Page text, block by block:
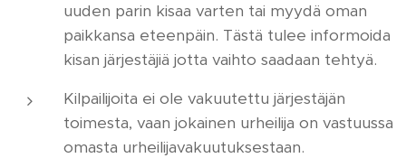
uuden parin kisaa varten tai myydä oman
paikkansa eteenpäin. Tästä tulee informoida
kisan järjestäjiä jotta vaihto saadaan tehtyä.
Kilpailijoita ei ole vakuutettu järjestäjän
toimesta, vaan jokainen urheilija on vastuussa
omasta urheilijavakuutuksestaan.